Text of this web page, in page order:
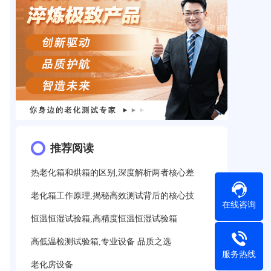
推荐阅读
热老化箱和烘箱的区别,深度解析两者核心差
老化箱工作原理,揭秘高效测试背后的核心技
恒温恒湿试验箱,高精度恒温恒湿试验箱
高低温检测试验箱,专业设备 品质之选
老化房设备
在线咨询
服务热线